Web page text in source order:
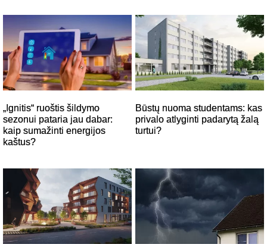
„Ignitis“ ruoštis šildymo
sezonui pataria jau dabar:
kaip sumažinti energijos
kaštus?
Būstų nuoma studentams: kas
privalo atlyginti padarytą žalą
turtui?